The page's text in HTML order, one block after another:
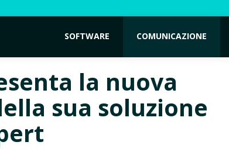
SOFTWARE COMUNICAZIONE
la nuova
sua soluzione